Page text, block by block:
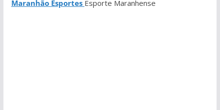
Maranhão Esportes Esporte Maranhense